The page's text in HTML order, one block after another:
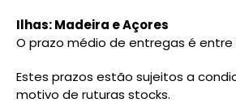
Ilhas: Madeira e Açores
O prazo médio de entregas é entre
Estes prazos estão sujeitos a
motivo de ruturas stocks.